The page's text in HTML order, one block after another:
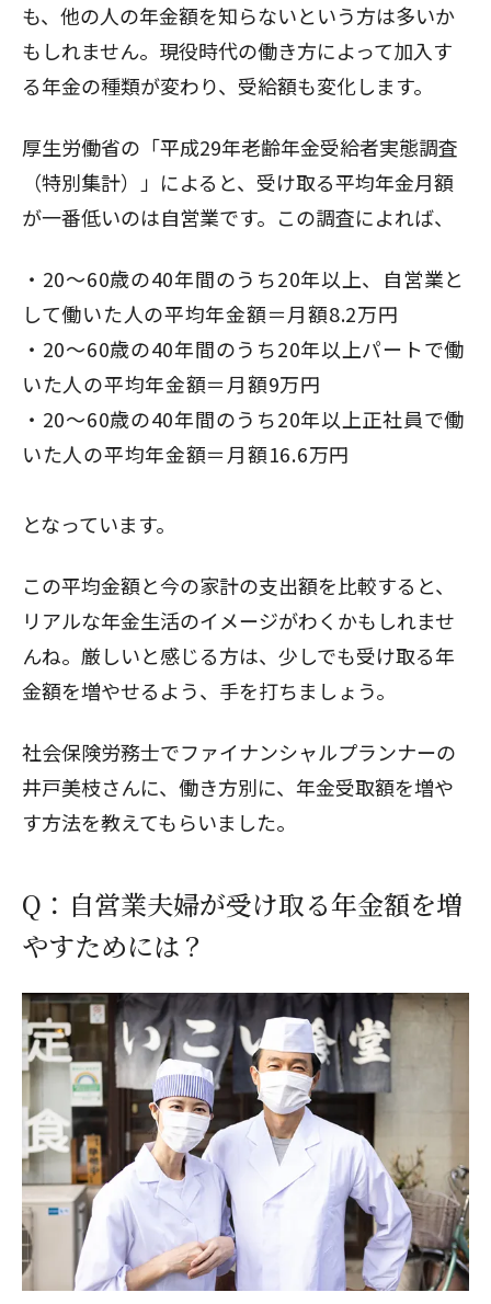
も、他の人の年金額を知らないという方は多いか
もしれません。現役時代の働き方によって加入す
る年金の種類が変わり、受給額も変化します。
厚生労働省の「平成29年老齢年金受給者実態調査
（特別集計）」によると、受け取る平均年金月額
が一番低いのは自営業です。この調査によれば、
20～60歳の40年間のうち20年以上、自営業と
して働いた人の平均年金額＝月額8.2万円
20～60歳の40年間のうち20年以上パートで働
いた人の平均年金額＝月額9万円
20～60歳の40年間のうち20年以上正社員で働
いた人の平均年金額＝月額16.6万円
となっています。
この平均金額と今の家計の支出額を比較すると、
リアルな年金生活のイメージがわくかもしれませ
んね。厳しいと感じる方は、少しでも受け取る年
金額を増やせるよう、手を打ちましょう。
社会保険労務士でファイナンシャルプランナーの
井戸美枝さんに、働き方別に、年金受取額を増や
す方法を教えてもらいました。
Q：自営業夫婦が受け取る年金額を増
やすためには？